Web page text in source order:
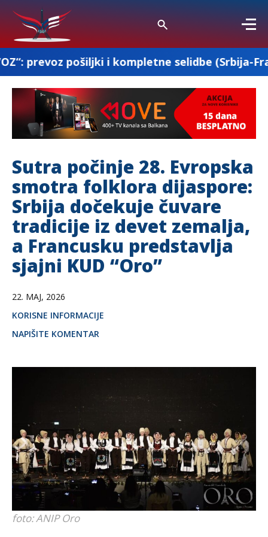
i kompletne selidbe (Srbija-Francuska-
Sutra počinje 28. Evropska
smotra folklora dijaspore:
Srbija dočekuje čuvare
tradicije iz devet zemalja,
a Francusku predstavlja
sjajni KUD “Oro”
22. MAJ, 2026
KORISNE INFORMACIJE
NAPIŠITE KOMENTAR
foto: ANIP Oro